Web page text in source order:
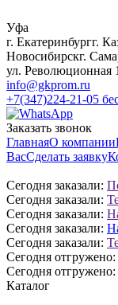
Уфа
г. Екатеринбургг.
Новосибирскг.
ул. Революционная
info@gkprom.ru
+7(347)224-21-05
Заказать звонок
ГлавнаяО компании
ВасСделать заявку
Сегодня заказали:
Сегодня заказали:
Сегодня заказали:
Сегодня заказали:
Сегодня заказали:
Сегодня отгружено:
Сегодня отгружено:
Каталог